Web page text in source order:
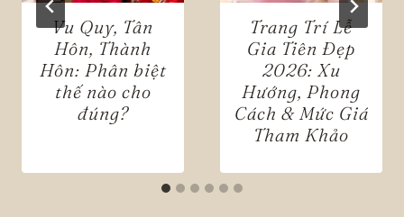
Vu Quy, Tân
Hôn, Thành
Hôn: Phân biệt
thế nào cho
đúng?
Trang Trí Lễ
Gia Tiên Đẹp
2026: Xu
Hướng, Phong
Cách & Mức Giá
Tham Khảo